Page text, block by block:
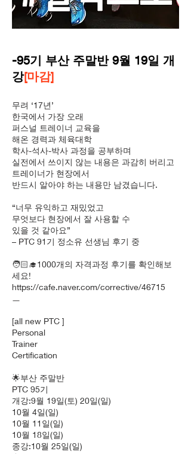
-95기 부산 주말반 9월 19일 개
강[마감]
무려 ‘17년’
한국에서 가장 오래
퍼스널 트레이너 교육을
해온 경력과 체육대학
학사-석사-박사 과정을 공부하며
실전에서 쓰이지 않는 내용은 과감히 버리고
트레이너가 현장에서
반드시 알아야 하는 내용만 남겼습니다.
“너무 유익하고 재밌었고
무엇보다 현장에서 잘 사용할 수
있을 것 같아요”
– PTC 91기 정소유 선생님 후기 중
🧑🏻‍🎓1000개의 자격과정 후기를 확인해보
세요!
https://cafe.naver.com/corrective/46715
ㅡ
[all new PTC ]
Personal
Trainer
Certification
🌟부산 주말반
PTC 95기
개강:9월 19일(토) 20일(일)
10월 4일(일)
10월 11일(일)
10월 18일(일)
종강:10월 25일(일)